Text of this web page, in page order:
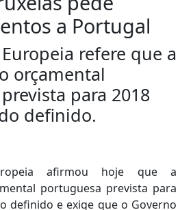
a Portugal
refere que a
orçamental
para 2018
definido.
afirmou hoje que a
portuguesa prevista para
definido e exige que o Governo